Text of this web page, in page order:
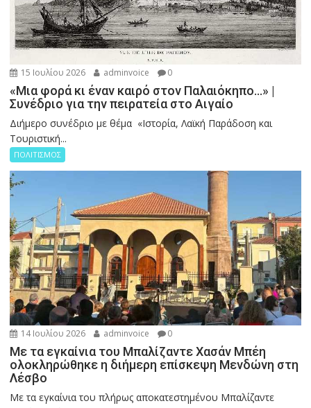
15 Ιουλίου 2026 adminvoice 0
«Μια φορά κι έναν καιρό στον Παλαιόκηπο…» |
Συνέδριο για την πειρατεία στο Αιγαίο
Διήμερο συνέδριο με θέμα «Ιστορία, Λαϊκή Παράδοση και
Τουριστική...
ΠΟΛΙΤΙΣΜΟΣ
14 Ιουλίου 2026 adminvoice 0
Με τα εγκαίνια του Μπαλίζαντε Χασάν Μπέη
ολοκληρώθηκε η διήμερη επίσκεψη Μενδώνη στη
Λέσβο
Με τα εγκαίνια του πλήρως αποκατεστημένου Μπαλίζαντε